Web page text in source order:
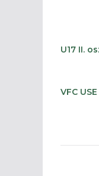
U17 II.
VFC